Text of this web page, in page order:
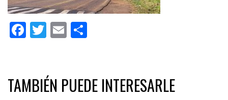
Facebook
Twitter
Email
TAMBIÉN PUEDE INTERESARLE